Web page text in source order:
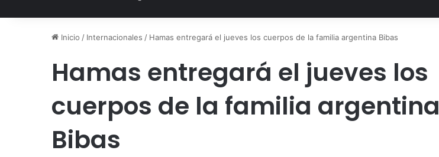
Inicio / Internacionales / Hamas entregará el jueves los cuerpos de la familia argentina Bibas
Hamas entregará el jueves los
cuerpos de la familia argentina
Bibas